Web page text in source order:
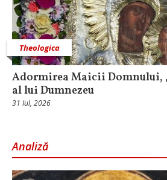
Theologica
Adormirea Maicii Domnului,
al lui Dumnezeu
31 Iul, 2026
Analiză